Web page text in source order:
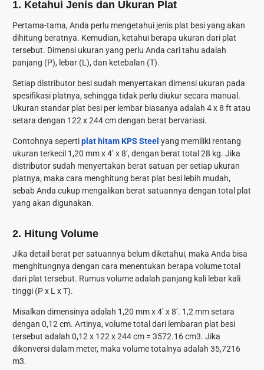
1. Ketahui Jenis dan Ukuran Plat
Pertama-tama, Anda perlu mengetahui jenis plat besi yang akan
dihitung beratnya. Kemudian, ketahui berapa ukuran dari plat
tersebut. Dimensi ukuran yang perlu Anda cari tahu adalah
panjang (P), lebar (L), dan ketebalan (T).
Setiap distributor besi sudah menyertakan dimensi ukuran pada
spesifikasi platnya, sehingga tidak perlu diukur secara manual.
Ukuran standar plat besi per lembar biasanya adalah 4 x 8 ft atau
setara dengan 122 x 244 cm dengan berat bervariasi.
Contohnya sepertiplat hitam KPS Steel yang memiliki rentang
ukuran terkecil 1,20 mm x 4’ x 8’, dengan berat total 28 kg. Jika
distributor sudah menyertakan berat satuan per setiap ukuran
platnya, maka cara menghitung berat plat besi lebih mudah,
sebab Anda cukup mengalikan berat satuannya dengan total plat
yang akan digunakan.
2. Hitung Volume
Jika detail berat per satuannya belum diketahui, maka Anda bisa
menghitungnya dengan cara menentukan berapa volume total
dari plat tersebut. Rumus volume adalah panjang kali lebar kali
tinggi (P x L x T).
Misalkan dimensinya adalah 1,20 mm x 4’ x 8’. 1,2 mm setara
dengan 0,12 cm. Artinya, volume total dari lembaran plat besi
tersebut adalah 0,12 x 122 x 244 cm = 3572.16 cm3. Jika
dikonversi dalam meter, maka volume totalnya adalah 35,7216
m3.